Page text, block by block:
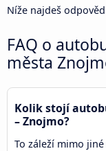
Níže najdeš
FAQ o
města
Kolik stojí
– Znojmo?
To záleží mimo